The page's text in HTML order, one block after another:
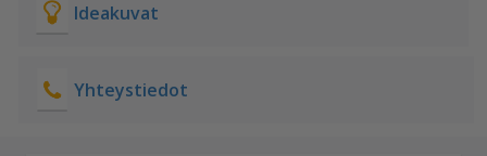
Ideakuvat
Yhteystiedot